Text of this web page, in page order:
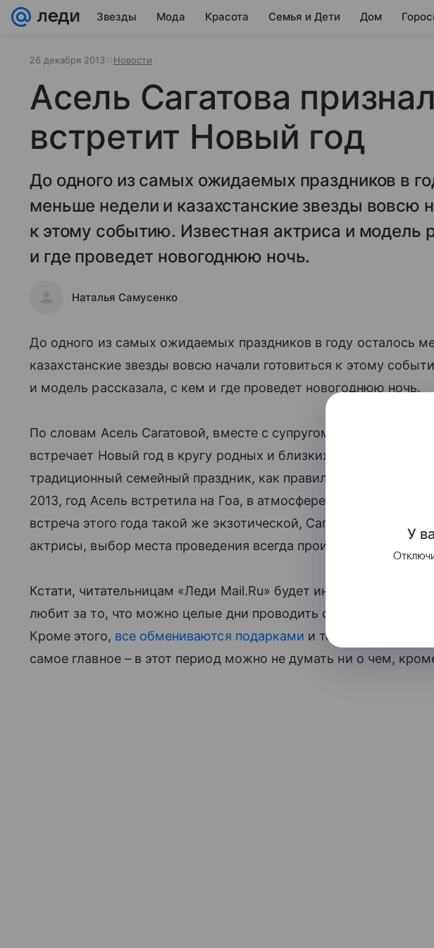
Звезды Мода Красота Семья и Дети Дом
26 декабря 2013 Новости
Асель Сагатова
встретит Новый год
До одного из самых ожидаемых праздников в
меньше недели и казахстанские звезды вовсю
к этому событию. Известная актриса и модель
и где проведет новогоднюю ночь.
Наталья Самусенко
До одного из самых ожидаемых праздников в году осталось
казахстанские звезды вовсю начали готовиться к этому
и модель рассказала, с кем и где проведет новогоднюю ночь.
По словам Асель Сагатовой, вместе с супругом она по уже
встречает Новый год в кругу родных и близких, передает
традиционный семейный праздник, как правило, проходит в
2013, год Асель встретила на Гоа, в атмосфере индийской
встреча этого года такой же экзотической, Сагатова пока еще
актрисы, выбор места проведения всегда происходит
Кстати, читательницам «Леди Mail.Ru» будет интересно узнать,
любит за то, что можно целые дни проводить с родными и
Кроме этого, все обмениваются подарками и теплыми
самое главное – в этот период можно не думать ни о чем,
У